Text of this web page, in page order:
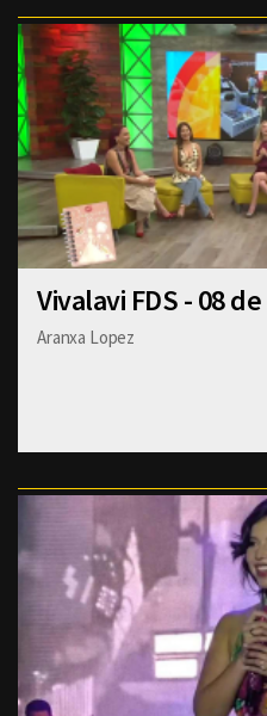
Vivalavi FDS - 08
Aranxa Lopez